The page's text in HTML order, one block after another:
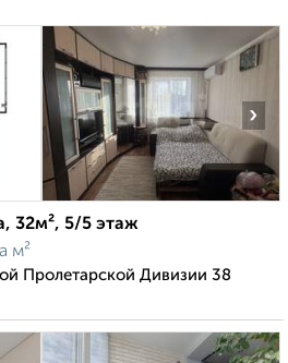
›
32м², 5/5 этаж
м²
Пролетарской Дивизии 38